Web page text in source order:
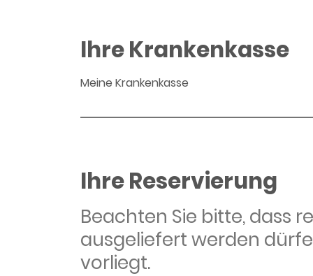
Ihre Krankenkasse
Meine Krankenkasse
Ihre Reservierung
Beachten Sie bitte, dass
ausgeliefert werden
vorliegt.